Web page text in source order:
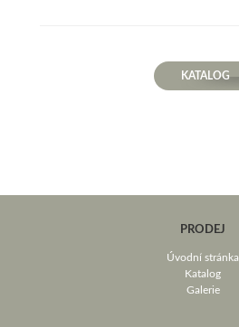
KATALOG
PRODEJ
Úvodní stránka
Katalog
Galerie